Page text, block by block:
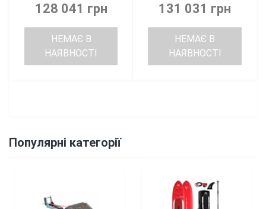
128 041 грн
НЕМАЄ В
НАЯВНОСТІ
131 031 грн
НЕМАЄ В
НАЯВНОСТІ
Популярні категорії